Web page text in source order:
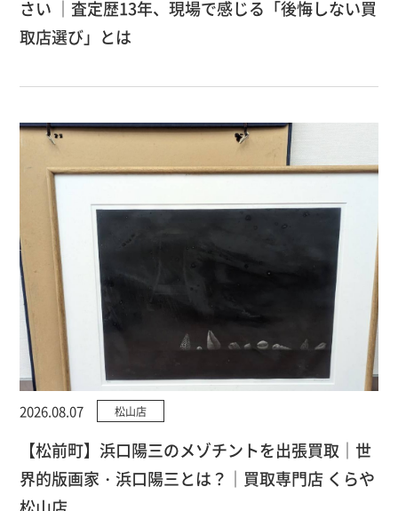
さい ｜査定歴13年、現場で感じる「後悔しない買
取店選び」とは
2026.08.07 松山店
【松前町】浜口陽三のメゾチントを出張買取｜世
界的版画家・浜口陽三とは？｜買取専門店 くらや